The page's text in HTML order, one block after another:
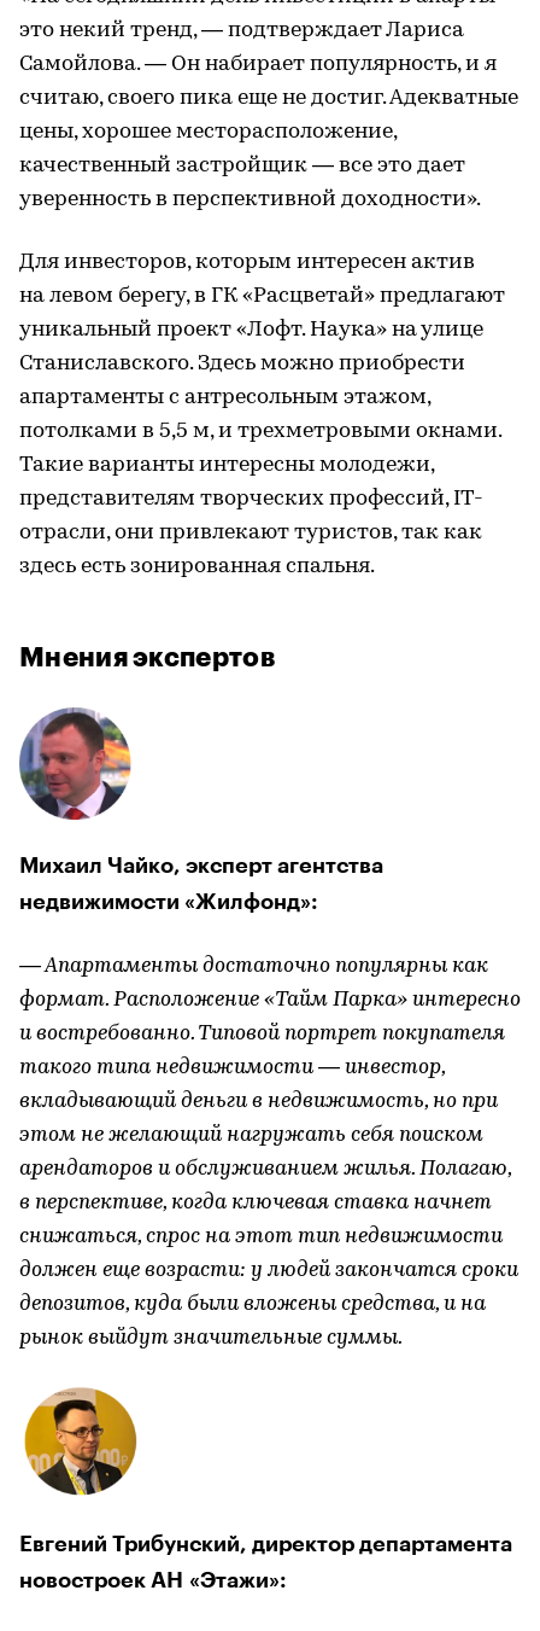
это некий тренд, — подтверждает Лариса
Самойлова. — Он набирает популярность, и я
считаю, своего пика еще не достиг. Адекватные
цены, хорошее месторасположение,
качественный застройщик — все это дает
уверенность в перспективной доходности».
Для инвесторов, которым интересен актив
на левом берегу, в ГК «Расцветай» предлагают
уникальный проект «Лофт. Наука» на улице
Станиславского. Здесь можно приобрести
апартаменты с антресольным этажом,
потолками в 5,5 м, и трехметровыми окнами.
Такие варианты интересны молодежи,
представителям творческих профессий, IT-
отрасли, они привлекают туристов, так как
здесь есть зонированная спальня.
Мнения экспертов
Михаил Чайко, эксперт агентства
недвижимости «Жилфонд»:
— Апартаменты достаточно популярны как
формат. Расположение «Тайм Парка» интересно
и востребованно. Типовой портрет покупателя
такого типа недвижимости — инвестор,
вкладывающий деньги в недвижимость, но при
этом не желающий нагружать себя поиском
арендаторов и обслуживанием жилья. Полагаю,
в перспективе, когда ключевая ставка начнет
снижаться, спрос на этот тип недвижимости
должен еще возрасти: у людей закончатся сроки
депозитов, куда были вложены средства, и на
рынок выйдут значительные суммы.
Евгений Трибунский, директор департамента
новостроек АН «Этажи»: